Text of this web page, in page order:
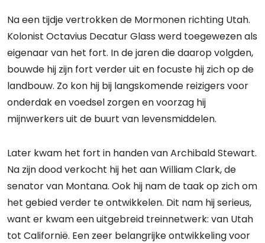
Na een tijdje vertrokken de Mormonen richting Utah.
Kolonist Octavius Decatur Glass werd toegewezen als
eigenaar van het fort. In de jaren die daarop volgden,
bouwde hij zijn fort verder uit en focuste hij zich op de
landbouw. Zo kon hij bij langskomende reizigers voor
onderdak en voedsel zorgen en voorzag hij
mijnwerkers uit de buurt van levensmiddelen.
Later kwam het fort in handen van Archibald Stewart.
Na zijn dood verkocht hij het aan William Clark, de
senator van Montana. Ook hij nam de taak op zich om
het gebied verder te ontwikkelen. Dit nam hij serieus,
want er kwam een uitgebreid treinnetwerk: van Utah
tot Californië. Een zeer belangrijke ontwikkeling voor